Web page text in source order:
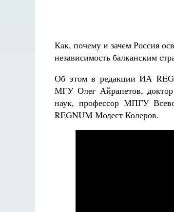
Как, почему и зачем Россия
независимость балканским
Об этом в редакции ИА
МГУ Олег Айрапетов,
наук, профессор МПГУ
REGNUM Модест Колеров.